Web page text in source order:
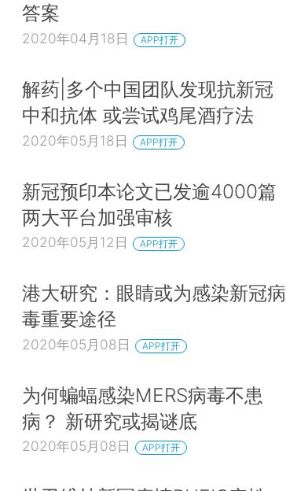
答案
2020年04月18日 APP打开
解药|多个中国团队发现抗新冠
中和抗体 或尝试鸡尾酒疗法
2020年05月18日 APP打开
新冠预印本论文已发逾4000篇
两大平台加强审核
2020年05月12日 APP打开
港大研究：眼睛或为感染新冠病
毒重要途径
2020年05月08日 APP打开
为何蝙蝠感染MERS病毒不患
病？ 新研究或揭谜底
2020年05月08日 APP打开